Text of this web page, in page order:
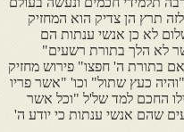
תרץ הן צדיק הוא המחזיק
לא כן אנשי ענתות הם
לא הלך בתורת רשעים"
בתורת ה' חפצו" פירוש מחזיק
כעץ שתול" וכו' "אשר פריו
החכם למד של'ל "וכל אשר
שהם אנשי ענתות כי יודע ה'